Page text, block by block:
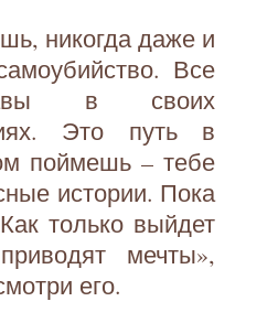
никогда даже и
Все
в своих
Это путь в
поймешь – тебе
истории. Пока
только выйдет
мечты»,
его.